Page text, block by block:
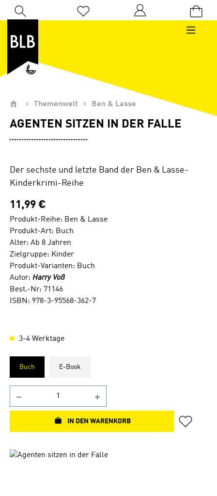
Zum Hauptinhalt springen
Du hast 0 Produkte auf dem Merkzettel
Themenwelt Ben & Lasse
AGENTEN SITZEN IN DER FALLE
Der sechste und letzte Band der Ben & Lasse-
Kinderkrimi-Reihe
11,99 €
Produkt-Reihe: Ben & Lasse
Produkt-Art: Buch
Alter: Ab 8 Jahren
Zielgruppe: Kinder
Produkt-Varianten: Buch
Autor: Harry Voß
Best.-Nr: 71146
ISBN: 978-3-95568-362-7
3-4 Werktage
Buch E-Book
IN DEN WARENKORB
Bildergalerie überspringen